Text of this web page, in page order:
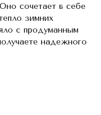
сочетает в себе
зимних
с продуманным
надежного